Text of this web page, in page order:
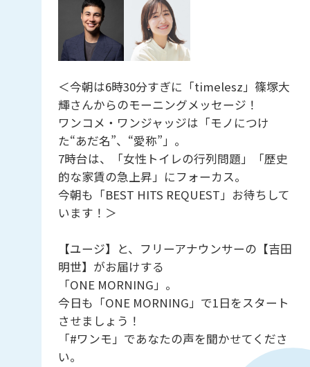
＜今朝は6時30分すぎに「timelesz」篠塚大
輝さんからのモーニングメッセージ！
ワンコメ・ワンジャッジは「モノにつけ
た“あだ名”、“愛称”」。
7時台は、「女性トイレの行列問題」「歴史
的な家賃の急上昇」にフォーカス。
今朝も「BEST HITS REQUEST」お待ちして
います！＞
【ユージ】と、フリーアナウンサーの【吉田
明世】がお届けする
「ONE MORNING」。
今日も「ONE MORNING」で1日をスタート
させましょう！
「#ワンモ」であなたの声を聞かせてくださ
い。